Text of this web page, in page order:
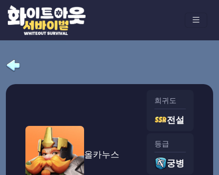
올카누스
희귀도
전설
등급
궁병